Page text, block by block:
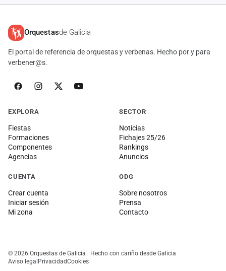
Orquestasde Galicia
El portal de referencia de orquestas y verbenas. Hecho por y para
verbener@s.
EXPLORA
Fiestas
Formaciones
Componentes
Agencias
SECTOR
Noticias
Fichajes 25/26
Rankings
Anuncios
CUENTA
Crear cuenta
Iniciar sesión
Mi zona
ODG
Sobre nosotros
Prensa
Contacto
© 2026 Orquestas de Galicia · Hecho con cariño desde Galicia
Aviso legalPrivacidadCookies